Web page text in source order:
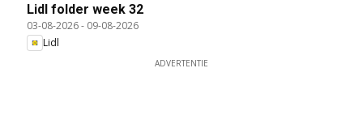
Lidl folder week 32
03-08-2026- 09-08-2026
Lidl
ADVERTENTIE